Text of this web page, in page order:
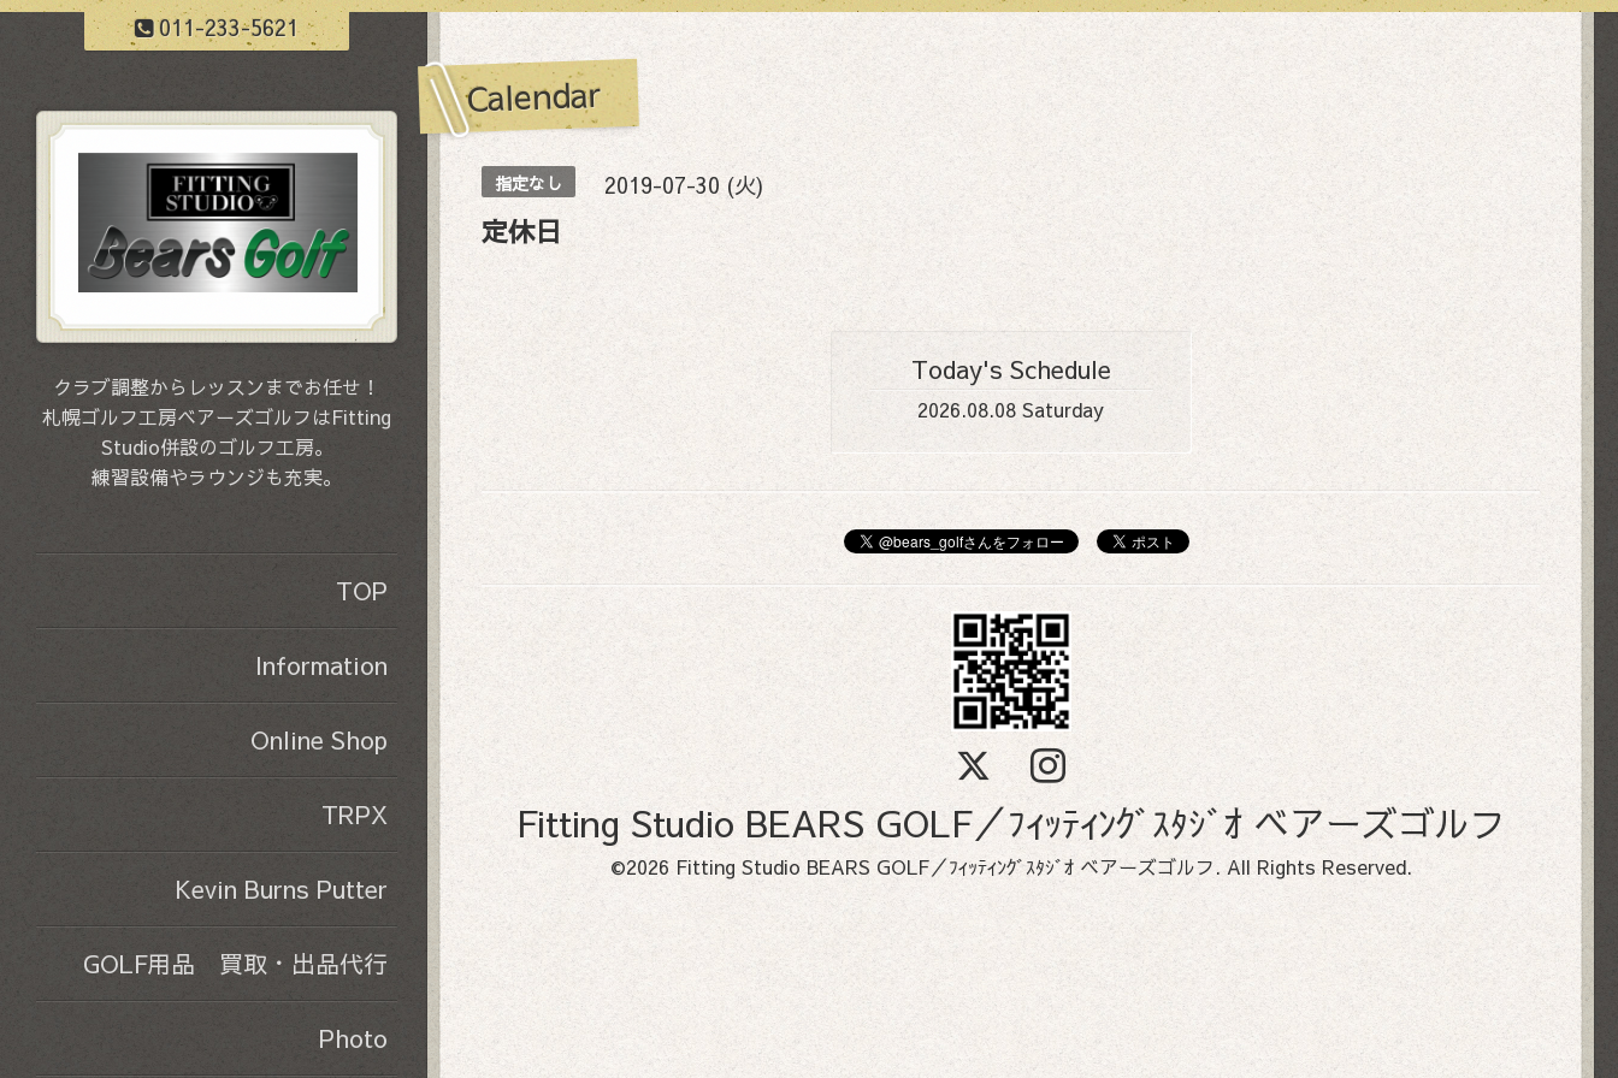
011-233-5621
Calendar
指定なし 2019-07-30 (火)
定休日
Today's Schedule
2026.08.08 Saturday
Fitting Studio BEARS GOLF／ﾌｨｯﾃｨﾝｸﾞｽﾀｼﾞｵ ベアーズゴルフ
©2026 Fitting Studio BEARS GOLF／ﾌｨｯﾃｨﾝｸﾞｽﾀｼﾞｵ ベアーズゴルフ. All Rights Reserved.
クラブ調整からレッスンまでお任せ！
札幌ゴルフ工房ベアーズゴルフはFitting
Studio併設のゴルフ工房。
練習設備やラウンジも充実。
TOP
Information
Online Shop
TRPX
Kevin Burns Putter
GOLF用品 買取・出品代行
Photo